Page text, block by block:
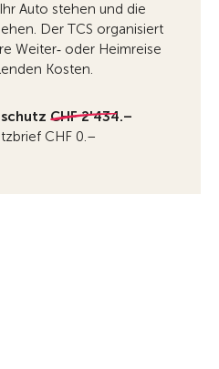
Auto stehen und die
Der TCS organisiert
Weiter‑ oder Heimreise
Kosten.
CHF 2'434.–
CHF 0.–